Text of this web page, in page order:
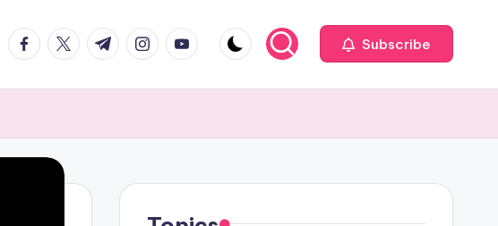
facebook.com
twitter.com
t.me instagram.com
youtube.com Subscribe